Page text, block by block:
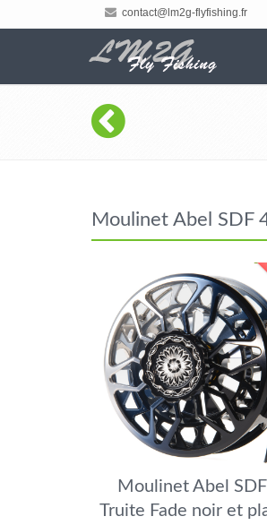
contact@lm2g-flyfishing.fr
Moulinet Abel SDF
Moulinet Abel
Truite Fade noir et